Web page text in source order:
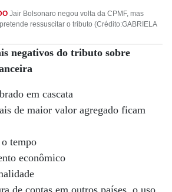
Jair Bolsonaro negou volta da CPMF, mas
ressuscitar o tributo (Crédito:GABRIELA
negativos do tributo sobre
em cascata
de maior valor agregado ficam
tempo
econômico
de contas em outros países, o uso